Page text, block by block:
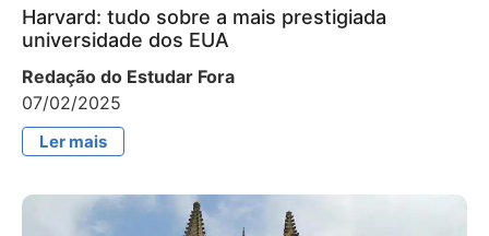
Harvard: tudo sobre a mais prestigiada
universidade dos EUA
Redação do Estudar Fora
07/02/2025
Ler mais